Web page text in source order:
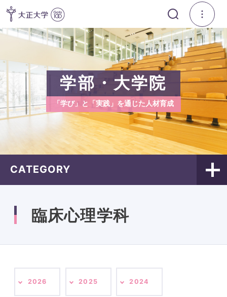
学部・大学院
「学び」と「実践」を通じた人材育成
CATEGORY
臨床心理学科
2026 2025 2024